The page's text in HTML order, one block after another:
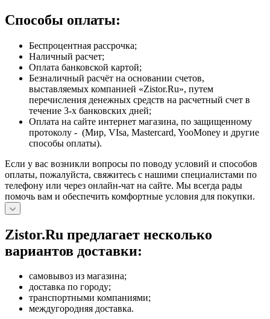
Способы оплаты:
Беспроцентная рассрочка;
Наличный расчет;
Оплата банковской картой;
Безналичный расчёт на основании счетов,
выставляемых компанией «Zistor.Ru», путем
перечисления денежных средств на расчетный счет в
течение 3-х банковских дней;
Оплата на сайте интернет магазина, по защищенному
протоколу - (Мир, VIsa, Mastercard, YooMoney и другие
способы оплаты).
Если у вас возникли вопросы по поводу условий и способов
оплаты, пожалуйста, свяжитесь с нашими специалистами по
телефону или через онлайн-чат на сайте. Мы всегда рады
помочь вам и обеспечить комфортные условия для покупки.
Zistor.Ru предлагает несколько
вариантов доставки:
самовывоз из магазина;
доставка по городу;
транспортными компаниями;
междугородняя доставка.